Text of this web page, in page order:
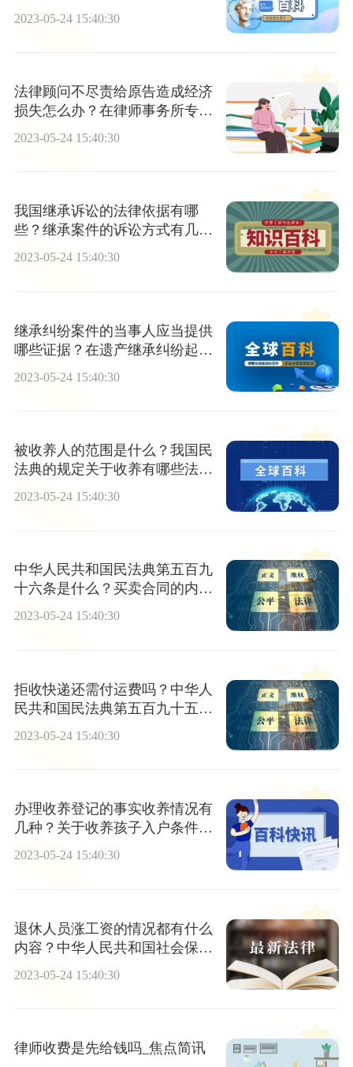
2023-05-24 15:40:30
法律顾问不尽责给原告造成经济
损失怎么办？在律师事务所专职
2023-05-24 15:40:30
我国继承诉讼的法律依据有哪
些？继承案件的诉讼方式有几
种？
2023-05-24 15:40:30
继承纠纷案件的当事人应当提供
哪些证据？在遗产继承纠纷起诉
2023-05-24 15:40:30
被收养人的范围是什么？我国民
法典的规定关于收养有哪些法律
规定？
2023-05-24 15:40:30
中华人民共和国民法典第五百九
十六条是什么？买卖合同的内容
一般包括哪些条款？
2023-05-24 15:40:30
拒收快递还需付运费吗？中华人
民共和国民法典第五百九十五条
2023-05-24 15:40:30
办理收养登记的事实收养情况有
几种？关于收养孩子入户条件有
哪些规定？
2023-05-24 15:40:30
退休人员涨工资的情况都有什么
内容？中华人民共和国社会保险
2023-05-24 15:40:30
律师收费是先给钱吗_焦点简讯